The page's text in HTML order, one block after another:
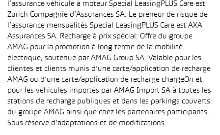
l’assurance véhicule à moteur Special LeasingPLUS Care est
Zurich Compagnie d’Assurances SA. Le preneur de risque de
l’assurance mensualités Special LeasingPLUS Care est AXA
Assurances SA. Recharge à prix spécial: Offre du groupe
AMAG pour la promotion à long terme de la mobilité
électrique, soutenue par AMAG Group SA. Valable pour les
clientes et clients munis d’une carte/application de recharge
AMAG ou d’une carte/application de recharge chargeOn et
pour les véhicules importés par AMAG Import SA à toutes les
stations de recharge publiques et dans les parkings couverts
du groupe AMAG ainsi que chez les partenaires participants.
Sous réserve d’adaptations et de modifications.